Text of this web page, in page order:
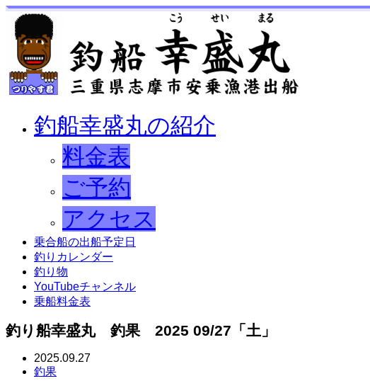
釣船幸盛丸の紹介
料金表
ご予約
アクセス
乗合船の出船予定日
釣りカレンダー
釣り物
YouTubeチャンネル
乗船料金表
釣り船幸盛丸 釣果 2025 09/27「土」
2025.09.27
釣果